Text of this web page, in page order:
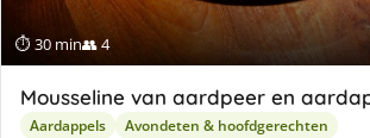
⏱ 30 min👥 4
Mousseline van aardpeer en
Aardappels Avondeten & hoofdgerechten